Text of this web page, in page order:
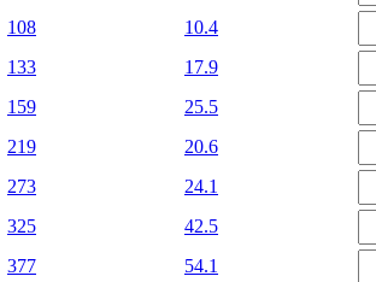
108 10.4
133 17.9
159 25.5
219 20.6
273 24.1
325 42.5
377 54.1